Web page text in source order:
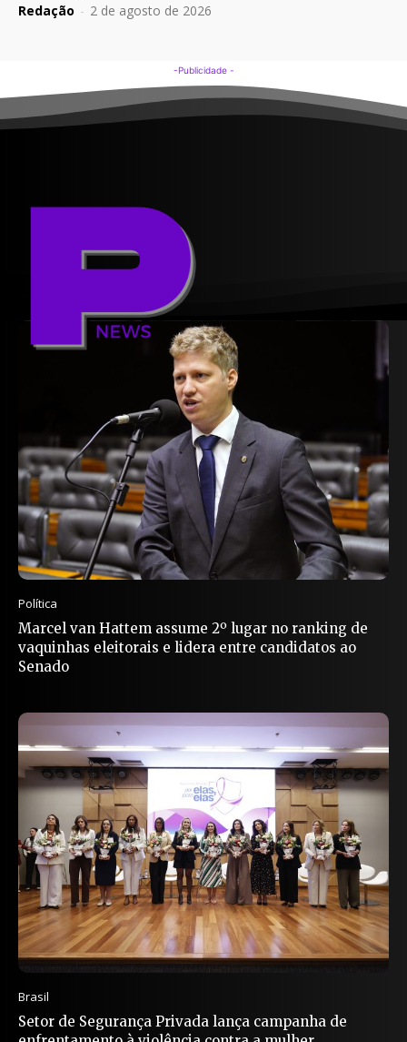
Redação - 2 de agosto de 2026
-Publicidade -
Política
Marcel van Hattem assume 2º lugar no ranking de
vaquinhas eleitorais e lidera entre candidatos ao
Senado
Brasil
Setor de Segurança Privada lança campanha de